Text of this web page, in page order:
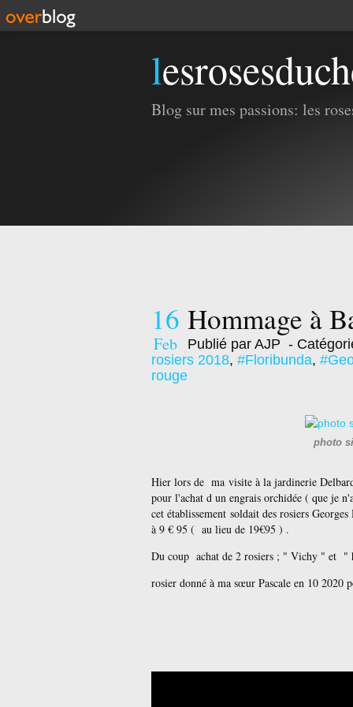
Blog sur mes passions: les
16
Feb
Hommage à
Publié par AJP -
rosiers 2018, #Floribunda,
rouge
photo
Hier lors de ma visite à la jardinerie
pour l'achat d un engrais orchidée ( que je
cet établissement soldait des rosiers
à 9 € 95 ( au lieu de 19€95 ) .
Du coup achat de 2 rosiers ; " Vichy " et "
rosier donné à ma sœur Pascale en 10 2020